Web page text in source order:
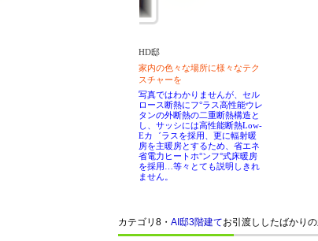
HD邸
家内の色々な場所に様々なテク
スチャーを
写真ではわかりませんが、セル
ロース断熱にフ°ラス高性能ウレ
タンの外断熱の二重断熱構造と
し、サッシには高性能断熱Low-
Eカ゛ラスを採用、更に輻射暖
房を主暖房とするため、省エネ
省電力ヒートホ°ンフ°式床暖房
を採用…等々とても説明しきれ
ません。
カテゴリ8・ AI邸3階建てお引渡ししたばかり